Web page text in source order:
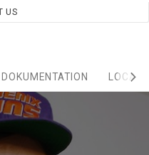
US
DOKUMENTATION